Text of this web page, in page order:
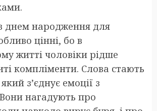
днем народження для
цінні, бо в
житті чоловіки рідше
компліменти. Слова стають
з’єднує емоції з
нагадують про